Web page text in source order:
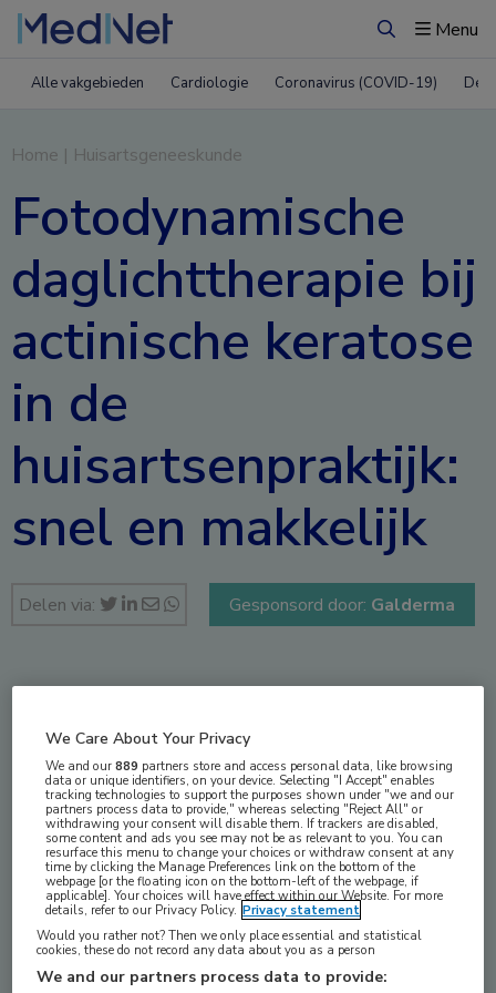
ZoekenMenu
Alle vakgebieden Cardiologie Coronavirus (COVID-19)
Home | Huisartsgeneeskunde
Fotodynamische
daglichttherapie bij
actinische keratose
in de
huisartsenpraktijk:
snel en makkelijk
Delen via: Gesponsord door: Galderma
Vakgebieden:
Huisartsgeneeskunde
Tags:
lichttherapie
We Care About Your Privacy
We and our889 partners store and access personal data, like browsing
data or unique identifiers, on your device. Selecting "I Accept" enables
tracking technologies to support the purposes shown under "we and our
partners process data to provide," whereas selecting "Reject All" or
withdrawing your consent will disable them. If trackers are disabled,
some content and ads you see may not be as relevant to you. You can
resurface this menu to change your choices or withdraw consent at any
time by clicking the Manage Preferences link on the bottom of the
webpage [or the floating icon on the bottom-left of the webpage, if
applicable]. Your choices will have effect within our Website. For more
details, refer to our Privacy Policy. Privacy statement
Would you rather not? Then we only place essential and statistical
cookies, these do not record any data about you as a person
We and our partners process data to provide: